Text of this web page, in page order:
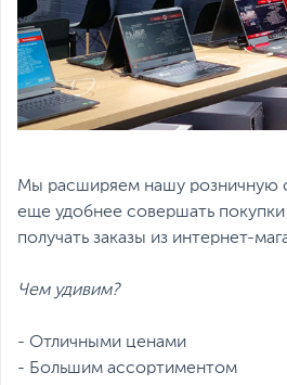
Мы расширяем нашу розничную
еще удобнее совершать
получать заказы из интернет-
Чем удивим?
- Отличными ценами
- Большим ассортиментом